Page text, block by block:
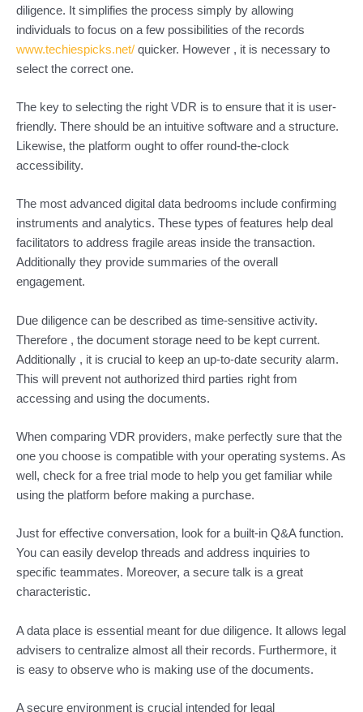
diligence. It simplifies the process simply by allowing
individuals to focus on a few possibilities of the records
www.techiespicks.net/ quicker. However , it is necessary to
select the correct one.
The key to selecting the right VDR is to ensure that it is user-
friendly. There should be an intuitive software and a structure.
Likewise, the platform ought to offer round-the-clock
accessibility.
The most advanced digital data bedrooms include confirming
instruments and analytics. These types of features help deal
facilitators to address fragile areas inside the transaction.
Additionally they provide summaries of the overall
engagement.
Due diligence can be described as time-sensitive activity.
Therefore , the document storage need to be kept current.
Additionally , it is crucial to keep an up-to-date security alarm.
This will prevent not authorized third parties right from
accessing and using the documents.
When comparing VDR providers, make perfectly sure that the
one you choose is compatible with your operating systems. As
well, check for a free trial mode to help you get familiar while
using the platform before making a purchase.
Just for effective conversation, look for a built-in Q&A function.
You can easily develop threads and address inquiries to
specific teammates. Moreover, a secure talk is a great
characteristic.
A data place is essential meant for due diligence. It allows legal
advisers to centralize almost all their records. Furthermore, it
is easy to observe who is making use of the documents.
A secure environment is crucial intended for legal